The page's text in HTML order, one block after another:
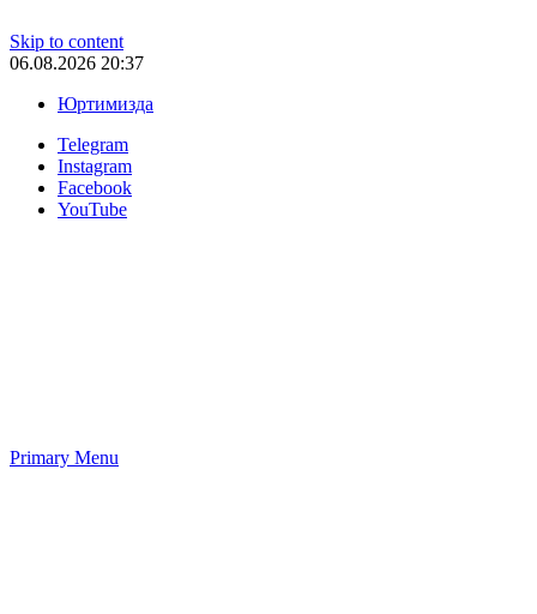
Skip to content
06.08.2026 20:37
Юртимизда
Telegram
Instagram
Facebook
YouTube
Primary Menu